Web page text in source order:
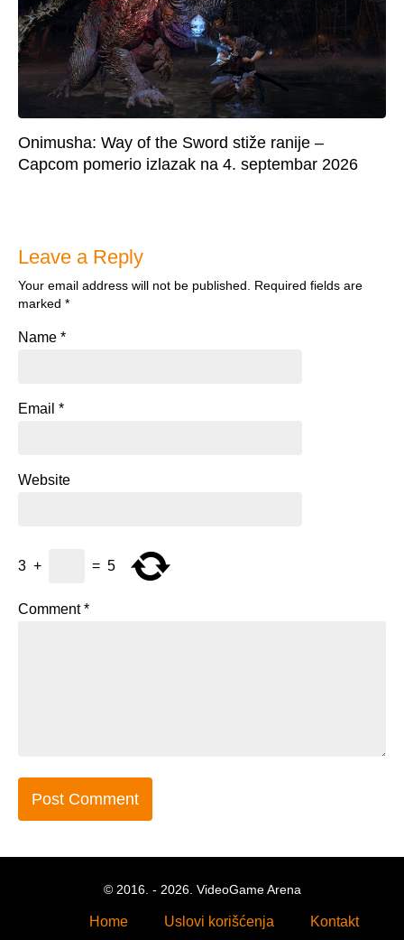
Onimusha: Way of the Sword stiže ranije –
Capcom pomerio izlazak na 4. septembar 2026
Leave a Reply
Your email address will not be published. Required fields are
marked *
Name *
Email *
Website
3 + = 5
Comment*
© 2016. - 2026. VideoGame Arena
Home Uslovi korišćenja Kontakt